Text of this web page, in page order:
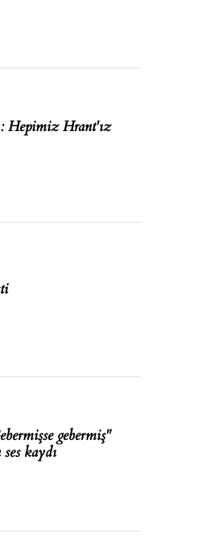
Hepimiz Hrant'ız
gebermiş"
kaydı